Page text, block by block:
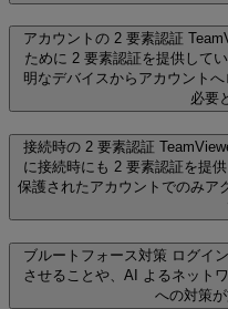
アカウントの 2 要素認証
ために 2 要素認証を提供して
明なデバイスからアカウント
必要
接続時の 2 要素認証
に接続時にも 2 要素認証を提
保護されたアカウントでのみア
ブルートフォース対策 ログイ
させることや、AI よるネット
への対策が